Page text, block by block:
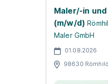
Maler/-in
(m/w/d)
Maler GmbH
01.08.2026
98630 Römhild